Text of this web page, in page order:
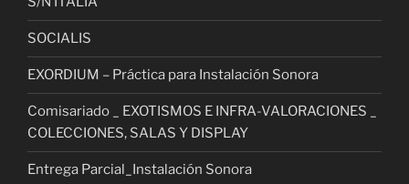
SOCIALIS
EXORDIUM – Práctica para Instalación Sonora
Comisariado _ EXOTISMOS E INFRA-VALORACIONES _
COLECCIONES, SALAS Y DISPLAY
Entrega Parcial_Instalación Sonora